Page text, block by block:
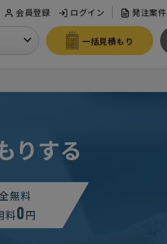
会員登録 ログイン 発注案件
一括見積もり
りする
無料
料0円